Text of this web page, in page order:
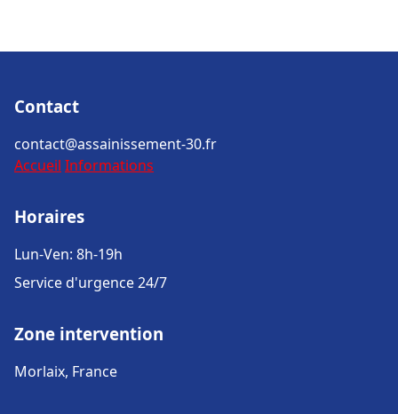
Contact
contact@assainissement-30.fr
Accueil Informations
Horaires
Lun-Ven: 8h-19h
Service d'urgence 24/7
Zone intervention
Morlaix, France